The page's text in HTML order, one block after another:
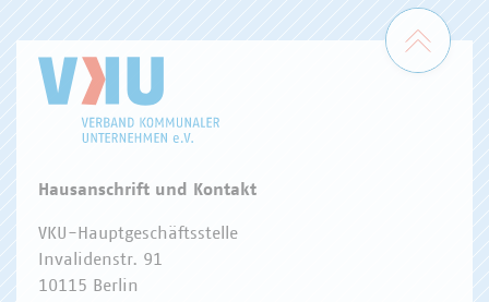
Zum
Hausanschrift und Kontakt
VKU-Hauptgeschäftsstelle
Invalidenstr. 91
10115 Berlin